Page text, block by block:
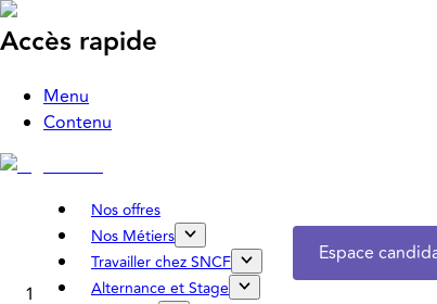
Accès rapide
Menu
Contenu
Nos offres
Nos Métiers
Travailler chez SNCF
Alternance et Stage
Espace
Accueil